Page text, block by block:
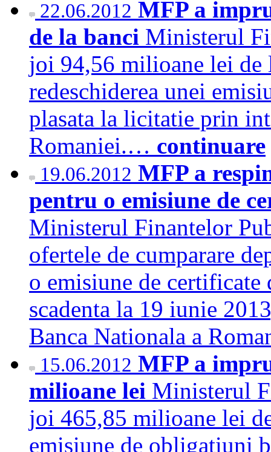
22.06.2012 MFP a
de la banci Ministerul
joi 94,56 milioane lei de
redeschiderea unei
plasata la licitatie prin
Romaniei.… continuare
19.06.2012 MFP a
pentru o emisiune de
Ministerul Finantelor
ofertele de cumparare
o emisiune de certificate
scadenta la 19 iunie
Banca Nationala a
15.06.2012 MFP a
milioane lei Ministerul
joi 465,85 milioane lei
emisiune de obligatiuni